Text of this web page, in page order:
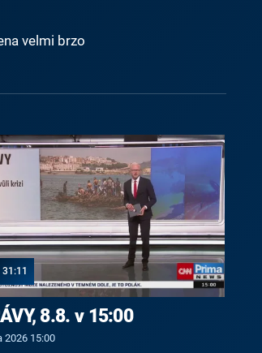
velmi brzo
31:11
8.8. v 15:00
2026 15:00